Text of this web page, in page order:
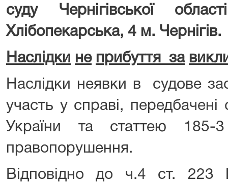
суду Чернігівської
Хлібопекарська, 4 м. Чернігів.
Наслідки
не прибуття за
Наслідки неявки в судове
участь у справі,
України та статтею 185-3
правопорушення.
Відповідно до ч.4 ст.